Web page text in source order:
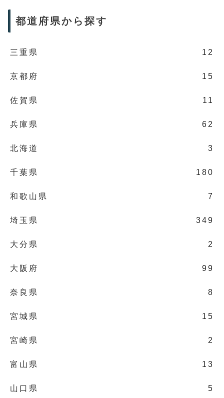
都道府県から探す
三重県 12
京都府 15
佐賀県 11
兵庫県 62
北海道 3
千葉県 180
和歌山県 7
埼玉県 349
大分県 2
大阪府 99
奈良県 8
宮城県 15
宮崎県 2
富山県 13
山口県 5